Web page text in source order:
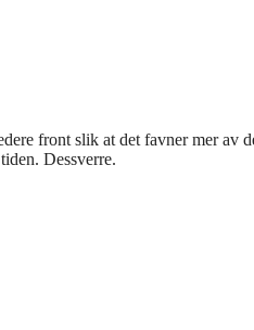
front slik at det favner mer av
Dessverre.